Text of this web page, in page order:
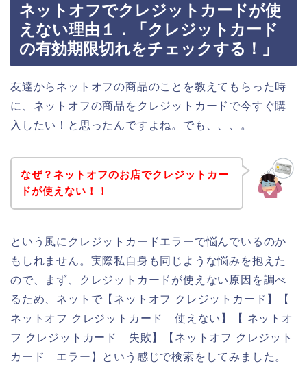
ネットオフでクレジットカードが使
えない理由１．「クレジットカード
の有効期限切れをチェックする！」
友達からネットオフの商品のことを教えてもらった時
に、ネットオフの商品をクレジットカードで今すぐ購
入したい！と思ったんですよね。でも、、、。
なぜ？ネットオフのお店でクレジットカー
ドが使えない！！
という風にクレジットカードエラーで悩んでいるのか
もしれません。実際私自身も同じような悩みを抱えた
ので、まず、クレジットカードが使えない原因を調べ
るため、ネットで【ネットオフ クレジットカード】【
ネットオフ クレジットカード 使えない】【 ネットオ
フ クレジットカード 失敗】【ネットオフ クレジット
カード エラー】という感じで検索をしてみました。